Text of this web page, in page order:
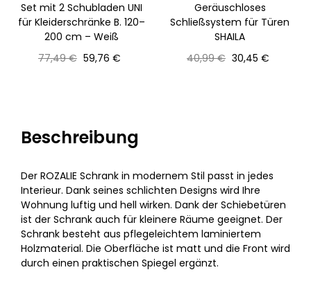
Set mit 2 Schubladen UNI
für Kleiderschränke B. 120–
200 cm – Weiß
Normaler
77,49 € Preis
59,76 €
Geräuschloses
Schließsystem für Türen
SHAILA
Normaler
40,99 € Preis
30,45 €
Beschreibung
Der ROZALIE Schrank in modernem Stil passt in jedes
Interieur. Dank seines schlichten Designs wird Ihre
Wohnung luftig und hell wirken. Dank der Schiebetüren
ist der Schrank auch für kleinere Räume geeignet. Der
Schrank besteht aus pflegeleichtem laminiertem
Holzmaterial. Die Oberfläche ist matt und die Front wird
durch einen praktischen Spiegel ergänzt.